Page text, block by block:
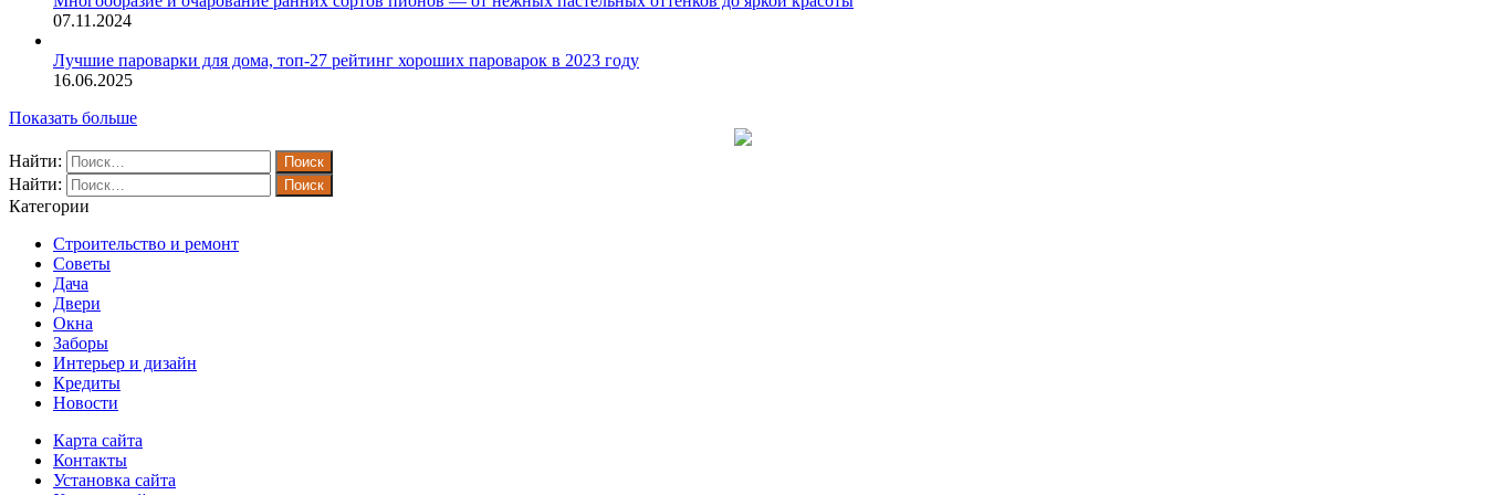
07.11.2024
Лучшие пароварки для дома, топ-27 рейтинг хороших пароварок в 2023 году
16.06.2025
Показать больше
Найти:
Найти:
Категории
Строительство и ремонт
Советы
Дача
Двери
Окна
Заборы
Интерьер и дизайн
Кредиты
Новости
Карта сайта
Контакты
Установка сайта